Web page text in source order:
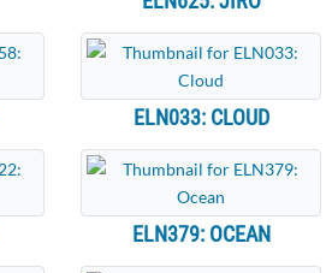
ELN033: CLOUD
ELN379: OCEAN